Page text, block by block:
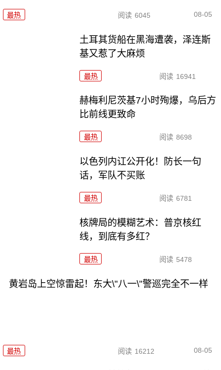
最热 阅读 6045 08-05
土耳其货船在黑海遭袭，泽连斯
基又惹了大麻烦
最热 阅读 16941
赫梅利尼茨基7小时殉爆，乌后方
比前线更致命
最热 阅读 8698
以色列内讧公开化！防长一句
话，军队不买账
最热 阅读 6781
核牌局的模糊艺术：普京核红
线，到底有多红？
最热 阅读 5478
黄岩岛上空惊雷起！东大\"八一\"警巡完全不一样
最热 阅读 16212 08-05